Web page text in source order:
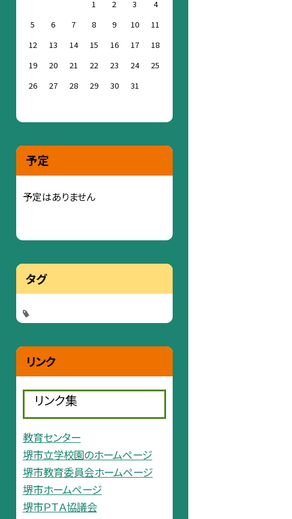
1 2 3
4
5
6 7 8 9 10
11
12
13 14 15 16 17
18
19
20 21 22 23 24
25
26
27 28 29 30 31
予定
予定はありません
タグ
リンク
リンク集
教育センター
堺市立学校園のホームページ
堺市教育委員会ホームページ
堺市ホームページ
堺市ＰＴＡ協議会